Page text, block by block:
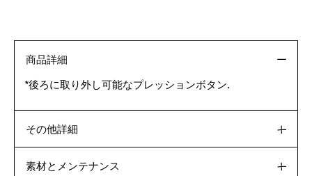
商品詳細
*後ろに取り外し可能なプレッションボタン.
その他詳細
素材とメンテナンス